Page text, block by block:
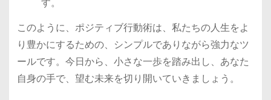
す。
このように、ポジティブ行動術は、私たちの人生をよ
り豊かにするための、シンプルでありながら強力なツ
ールです。今日から、小さな一歩を踏み出し、あなた
自身の手で、望む未来を切り開いていきましょう。